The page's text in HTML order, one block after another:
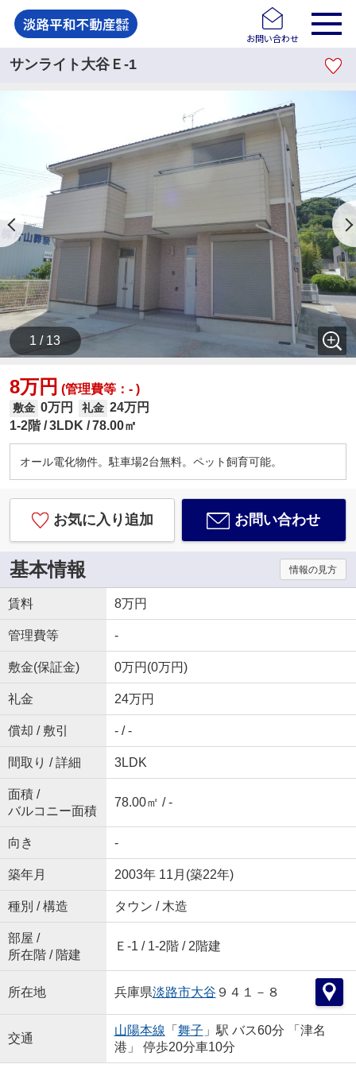
お問い合わせ
サンライト大谷Ｅ-1
1 / 13
8万円 (管理費等：- )
敷金 0万円 礼金 24万円
1-2階 3LDK 78.00㎡
オール電化物件。駐車場2台無料。ペット飼育可能。
お気に入り追加 お問い合わせ
基本情報 情報の見方
賃料 8万円
管理費等 -
敷金(保証金) 0万円(0万円)
礼金 24万円
償却 / 敷引 - / -
間取り / 詳細 3LDK
面積 /
バルコニー面積
78.00㎡ / -
向き -
築年月 2003年 11月(築22年)
種別 / 構造 タウン / 木造
部屋 /
所在階 / 階建
Ｅ-1 / 1-2階 / 2階建
所在地 兵庫県淡路市大谷 ９４１－８
交通
山陽本線 「 舞子 」駅 バス60分 「津名
港」 停歩20分車10分